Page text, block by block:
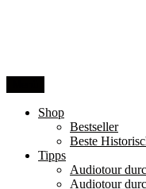
Shop
Bestseller
Beste
Tipps
Audiotour
Audiotour